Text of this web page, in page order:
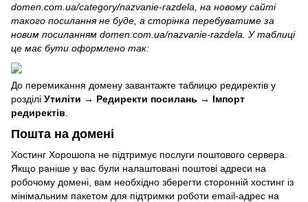
domen.com.ua/category/nazvanie-razdela, на новому сайті
такого посилання не буде, а сторінка перебуватиме за
новим посиланням domen.com.ua/nazvanie-razdela. У таблиці
це має бути оформлено так:
До перемикання домену завантажте таблицю редиректів у
розділі Утиліти → Редиректи посилань → Імпорт
редиректів.
Пошта на домені
Хостинг Хорошопа не підтримує послуги поштового сервера.
Якщо раніше у вас були налаштовані поштові адреси на
робочому домені, вам необхідно зберегти сторонній хостинг із
мінімальним пакетом для підтримки роботи email-адрес на